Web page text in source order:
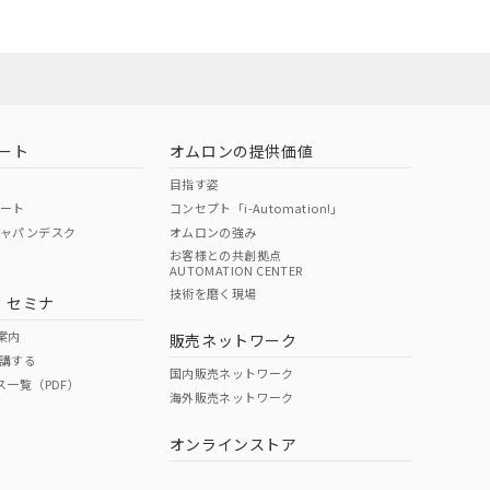
O O
ト
ト
パンデスク
セミナ
内
する
覧（PDF）
オムロンの提供価値
目指す姿
コンセプト「i-Automation!」
オムロンの強み
お客様との共創拠点
AUTOMATION CENTER
技術を磨く現場
販売ネットワーク
国内販売ネットワーク
海外販売ネットワーク
オンラインストア